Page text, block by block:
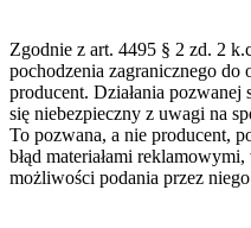
Zgodnie z art. 4495 § 2 zd. 2
pochodzenia zagranicznego
producent. Działania pozwanej
się niebezpieczny z uwagi na
To pozwana, a nie producent,
błąd materiałami
możliwości podania przez